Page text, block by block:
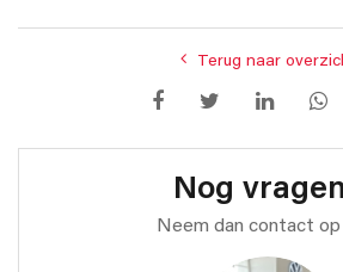
Terug naar
Nog
Neem dan contact